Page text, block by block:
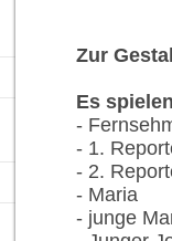
Zur
Es
-
- 1.
- 2.
- Maria
- junge